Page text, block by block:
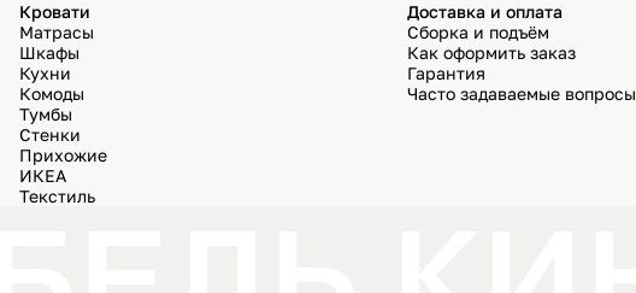
Кровати
Матрасы
Шкафы
Кухни
Комоды
Тумбы
Стенки
Прихожие
ИКЕА
Текстиль
Доставка и оплата
Сборка и подъём
Как оформить заказ
Гарантия
Часто задаваемые вопросы